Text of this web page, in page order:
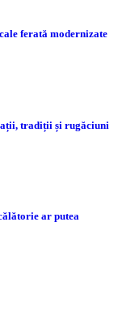
ferată modernizate
tradiții și rugăciuni
ar putea